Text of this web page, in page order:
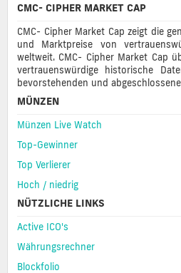
CMC- CIPHER MARKET CAP
CMC- Cipher Market Cap zeigt die
und Marktpreise von
weltweit. CMC- Cipher Market Cap
vertrauenswürdige historische
bevorstehenden und
MÜNZEN
Münzen Live Watch
Top-Gewinner
Top Verlierer
Hoch / niedrig
NÜTZLICHE LINKS
Active ICO's
Währungsrechner
Blockfolio